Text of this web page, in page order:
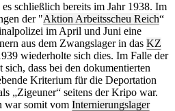
schließlich bereits im Jahr 1938. Im
der "Aktion Arbeitsscheu Reich“
im April und Juni eine
aus dem Zwangslager in das KZ
wiederholte sich dies. Im Falle der
dass bei den dokumentierten
Kriterium für die Deportation
„Zigeuner“ seitens der Kripo war.
war somit vom Internierungslager